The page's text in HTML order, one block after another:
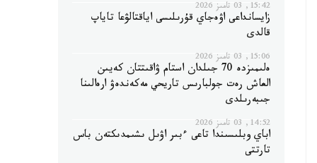
15:42, 03 تامىز 2026
زايسانداعى اۋەجاي قۇرىلىسى اياقتالۋعا تاياپ
قالدى
15:06, 03 تامىز 2026
ەلىمىزدە 70 جىلدان استام ۋاقىتتان كەيىن
العاش رەت جولبارىس تاريحي مەكەندەۋ ارەالىنا
جىبەرىلدى
14:52, 03 تامىز 2026
اباي وبلىسىندا تاعى ءبىر اۋىل ىشىمدىكتەن باس
تارتتى